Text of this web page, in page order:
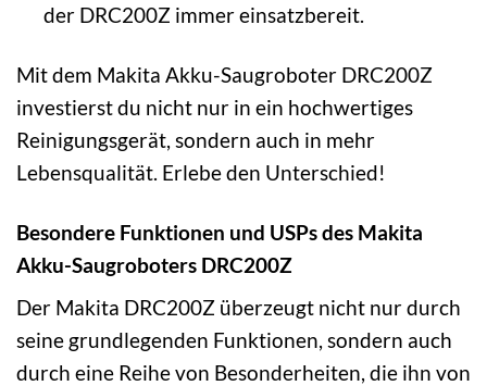
der DRC200Z immer einsatzbereit.
Mit dem Makita Akku-Saugroboter DRC200Z
investierst du nicht nur in ein hochwertiges
Reinigungsgerät, sondern auch in mehr
Lebensqualität. Erlebe den Unterschied!
Besondere Funktionen und USPs des Makita
Akku-Saugroboters DRC200Z
Der Makita DRC200Z überzeugt nicht nur durch
seine grundlegenden Funktionen, sondern auch
durch eine Reihe von Besonderheiten, die ihn von